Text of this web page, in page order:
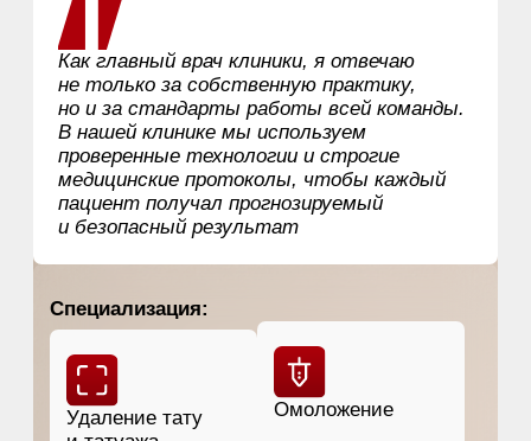
Специализация:
и татуажа
Омоложение
Работа с рубцами
Работа с
растяжками
Работа с пигментацией
Пикоомоложение